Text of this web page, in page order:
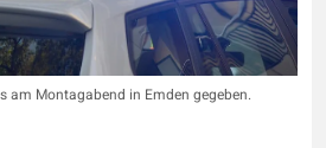
am Montagabend in Emden gegeben.